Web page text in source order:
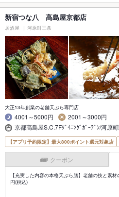
新宿つな八 高島屋京都店
居酒屋 河原町三条
大正13年創業の老舗天ぷら専門店
4001～5000円
2001～3000円
京都高島屋S.C.7Fﾀﾞｲﾆﾝｸﾞｶﾞｰﾃﾞﾝ/河原
【アプリ予約限定】最大800ポイント還元対象店
クーポン
【充実した内容の本格天ぷら膳】老舗の技と素
円(税込)